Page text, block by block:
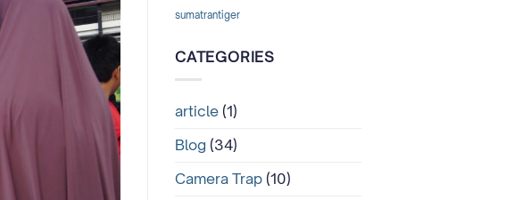
sumatrantiger
CATEGORIES
article (1)
Blog (34)
Camera Trap (10)